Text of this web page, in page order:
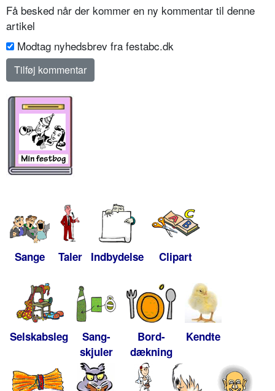
Få besked når der kommer en ny kommentar til denne
artikel
Modtag nyhedsbrev fra festabc.dk
Sange Taler Indbydelse Clipart
Selskabsleg
Sang-
skjuler
Bord-
dækning
Kendte